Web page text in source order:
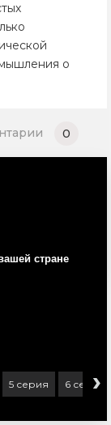
о
0
5 серия 6 серия
›